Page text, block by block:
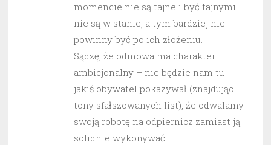
momencie nie są tajne i być tajnymi
nie są w stanie, a tym bardziej nie
powinny być po ich złożeniu.
Sądzę, że odmowa ma charakter
ambicjonalny – nie będzie nam tu
jakiś obywatel pokazywał (znajdując
tony sfałszowanych list), że odwalamy
swoją robotę na odpiernicz zamiast ją
solidnie wykonywać.